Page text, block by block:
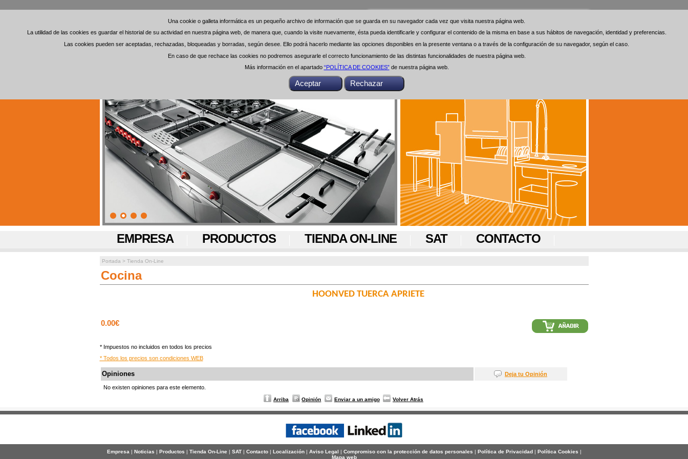
Una cookie o galleta informática es un pequeño archivo de información que se guarda en su navegador cada vez que visita nuestra página web.
La utilidad de las cookies es guardar el historial de su actividad en nuestra página web, de manera que, cuando la visite nuevamente, ésta pueda identificarle y configurar el contenido de la misma en base a sus hábitos de navegación, identidad y preferencias.
Las cookies pueden ser aceptadas, rechazadas, bloqueadas y borradas, según desee. Ello podrá hacerlo mediante las opciones disponibles en la presente ventana o a través de la configuración de su navegador, según el caso.
En caso de que rechace las cookies no podremos asegurarle el correcto funcionamiento de las distintas funcionalidades de nuestra página web.
Más información en el apartado “POLÍTICA DE COOKIES”de nuestra página web.
Una cookie o galleta informática es un pequeño archivo de información que se guarda en su navegador cada vez que visita nuestra página web.
La utilidad de las cookies es guardar el historial de su actividad en nuestra página web, de manera que, cuando la visite nuevamente, ésta pueda identificarle y configurar el contenido de la misma en base a sus hábitos de navegación, identidad y preferencias.
Las cookies pueden ser aceptadas, rechazadas, bloqueadas y borradas, según desee. Ello podrá hacerlo mediante las opciones disponibles en la presente ventana o a través de la configuración de su navegador, según el caso.
En caso de que rechace las cookies no podremos asegurarle el correcto funcionamiento de las distintas funcionalidades de nuestra página web.
Más información en el apartado “POLÍTICA DE COOKIES”de nuestra página web.
Buscar
EMPRESA PRODUCTOS TIENDA ON-LINE SAT CONTACTO
Portada > Tienda On-Line
Cocina
HOONVED TUERCA APRIETE
0.00€
* Impuestos no incluidos en todos los precios
* Todos los precios son condiciones WEB
Opiniones Deja tu Opinión
No existen opiniones para este elemento.
Arriba Opinión Enviar a un amigo Volver Atrás
Empresa| Noticias | Productos | Tienda On-Line | SAT| Contacto| Localización| Aviso Legal | Compromiso con la protección de datos personales | Política de Privacidad| Política Cookies |
Mapa web